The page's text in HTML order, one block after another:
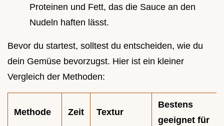
Proteinen und Fett, das die Sauce an den
Nudeln haften lässt.
Bevor du startest, solltest du entscheiden, wie du
dein Gemüse bevorzugst. Hier ist ein kleiner
Vergleich der Methoden:
Methode Zeit Textur
Bestens
geeignet für